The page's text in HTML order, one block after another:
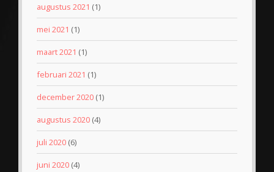
augustus 2021 (1)
mei 2021 (1)
maart 2021 (1)
februari 2021 (1)
december 2020 (1)
augustus 2020 (4)
juli 2020 (6)
juni 2020 (4)